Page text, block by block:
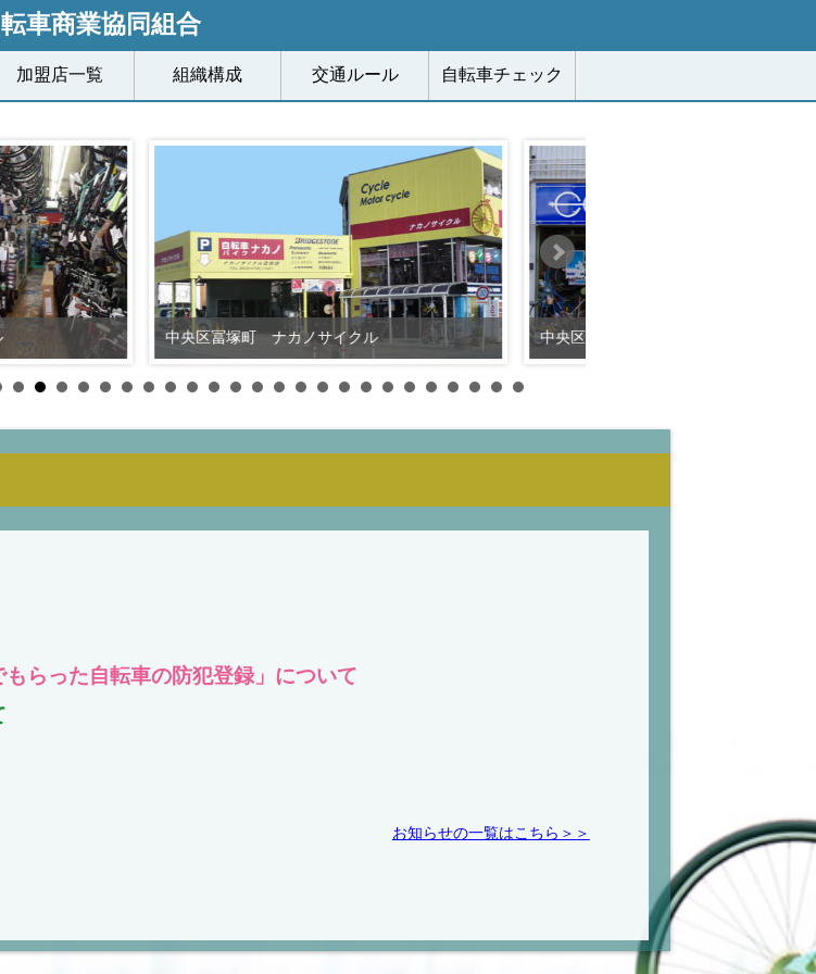
車商業協同組合
加盟店一覧 組織構成 交通ルール 自転車チェック
区冨塚町 ナカノサイクル 中央区船越町 イチヤサイクルセンター
らった自転車の防犯登録」について
お知らせの一覧はこちら＞＞